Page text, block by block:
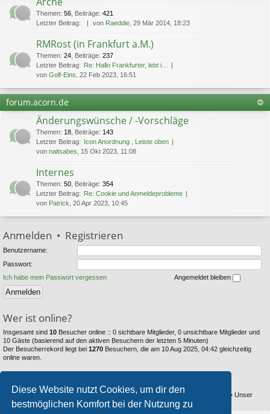
Diese Website nutzt Cookies, um dir den
bestmöglichen Komfort bei der Nutzung zu
Themen: 56 Beiträge: 421
Letzter Beitrag:
von Raeddie , 29 Mär 2014, 18:23
RMRost (in Frankfurt a.M.)
Themen: 24 Beiträge: 237
Letzter Beitrag: Re: Hallo Frankfurter, lebt i…
von Golf-Eins , 22 Feb 2023, 16:51
forum.acorn.de
Änderungswünsche / -Vorschläge
Themen: 18 Beiträge: 143
Letzter Beitrag: Icon Anordnung , Leiste oben
von naitsabes , 15 Okt 2023, 11:08
Internes
Themen: 50 Beiträge: 354
Letzter Beitrag: Re: Cookie und Anmeldeprobleme
von Patrick , 20 Apr 2023, 10:45
Anmelden • Registrieren
Benutzername:
Passwort:
Ich habe mein Passwort vergessen
Angemeldet bleiben
Wer ist online?
Insgesamt sind 10 Besucher online :: 0 sichtbare Mitglieder, 0 unsichtbare Mitglieder und
10 Gäste (basierend auf den aktiven Besuchern der letzten 5 Minuten)
Der Besucherrekord liegt bei 1270 Besuchern, die am 10 Aug 2025, 04:42 gleichzeitig
online waren.
Beiträge insgesamt6353 • Themen insgesamt 794• Mitglieder insgesamt
• Unser
neuestes Mitglied:Thestray